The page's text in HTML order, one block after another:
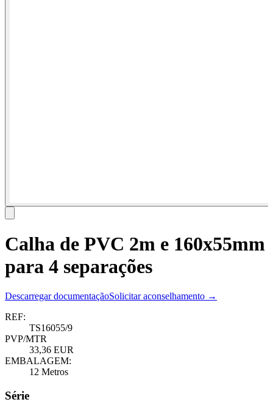
Calha de PVC 2m e 160x55mm
para 4 separações
Descarregar documentaçãoSolicitar aconselhamento →
REF:
TS16055/9
PVP/MTR
33,36 EUR
EMBALAGEM:
12 Metros
Série